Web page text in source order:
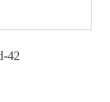
42